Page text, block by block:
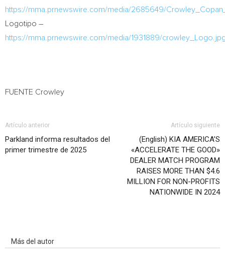
https://mma.prnewswire.com/media/2685649/
Logotipo –
https://mma.prnewswire.com/media/1931889/
FUENTE Crowley
Artículo anterior
Parkland informa resultados del
primer trimestre de 2025
Artículo siguiente
(English) KIA AMERICA’S
«ACCELERATE THE GOOD»
DEALER MATCH PROGRAM
RAISES MORE THAN $4.6
MILLION FOR NON-PROFITS
NATIONWIDE IN 2024
Más del autor